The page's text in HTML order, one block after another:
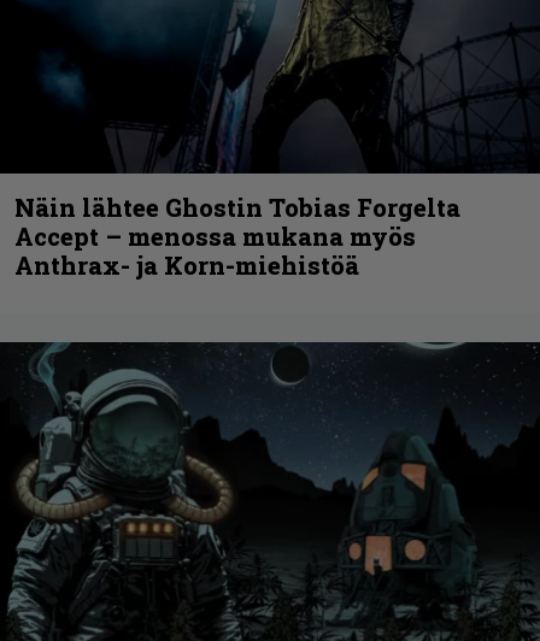
Näin lähtee Ghostin Tobias Forgelta
Accept – menossa mukana myös
Anthrax- ja Korn-miehistöä